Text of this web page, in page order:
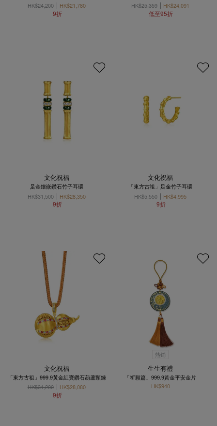
HK$24,200
HK$21,780
9折
HK$25,359
HK$24,091
低至95折
文化祝福
足金鑲嵌鑽石竹子耳環
HK$31,500
HK$28,350
9折
文化祝福
「東方古祖」足金竹子耳環
HK$5,550
HK$4,995
9折
文化祝福
「東方古祖」999.9黃金紅寶鑽石葫蘆頸鍊
HK$31,200
HK$28,080
9折
熱銷
生生有禮
「祈願篇」999.9黃金平安金片
HK$940